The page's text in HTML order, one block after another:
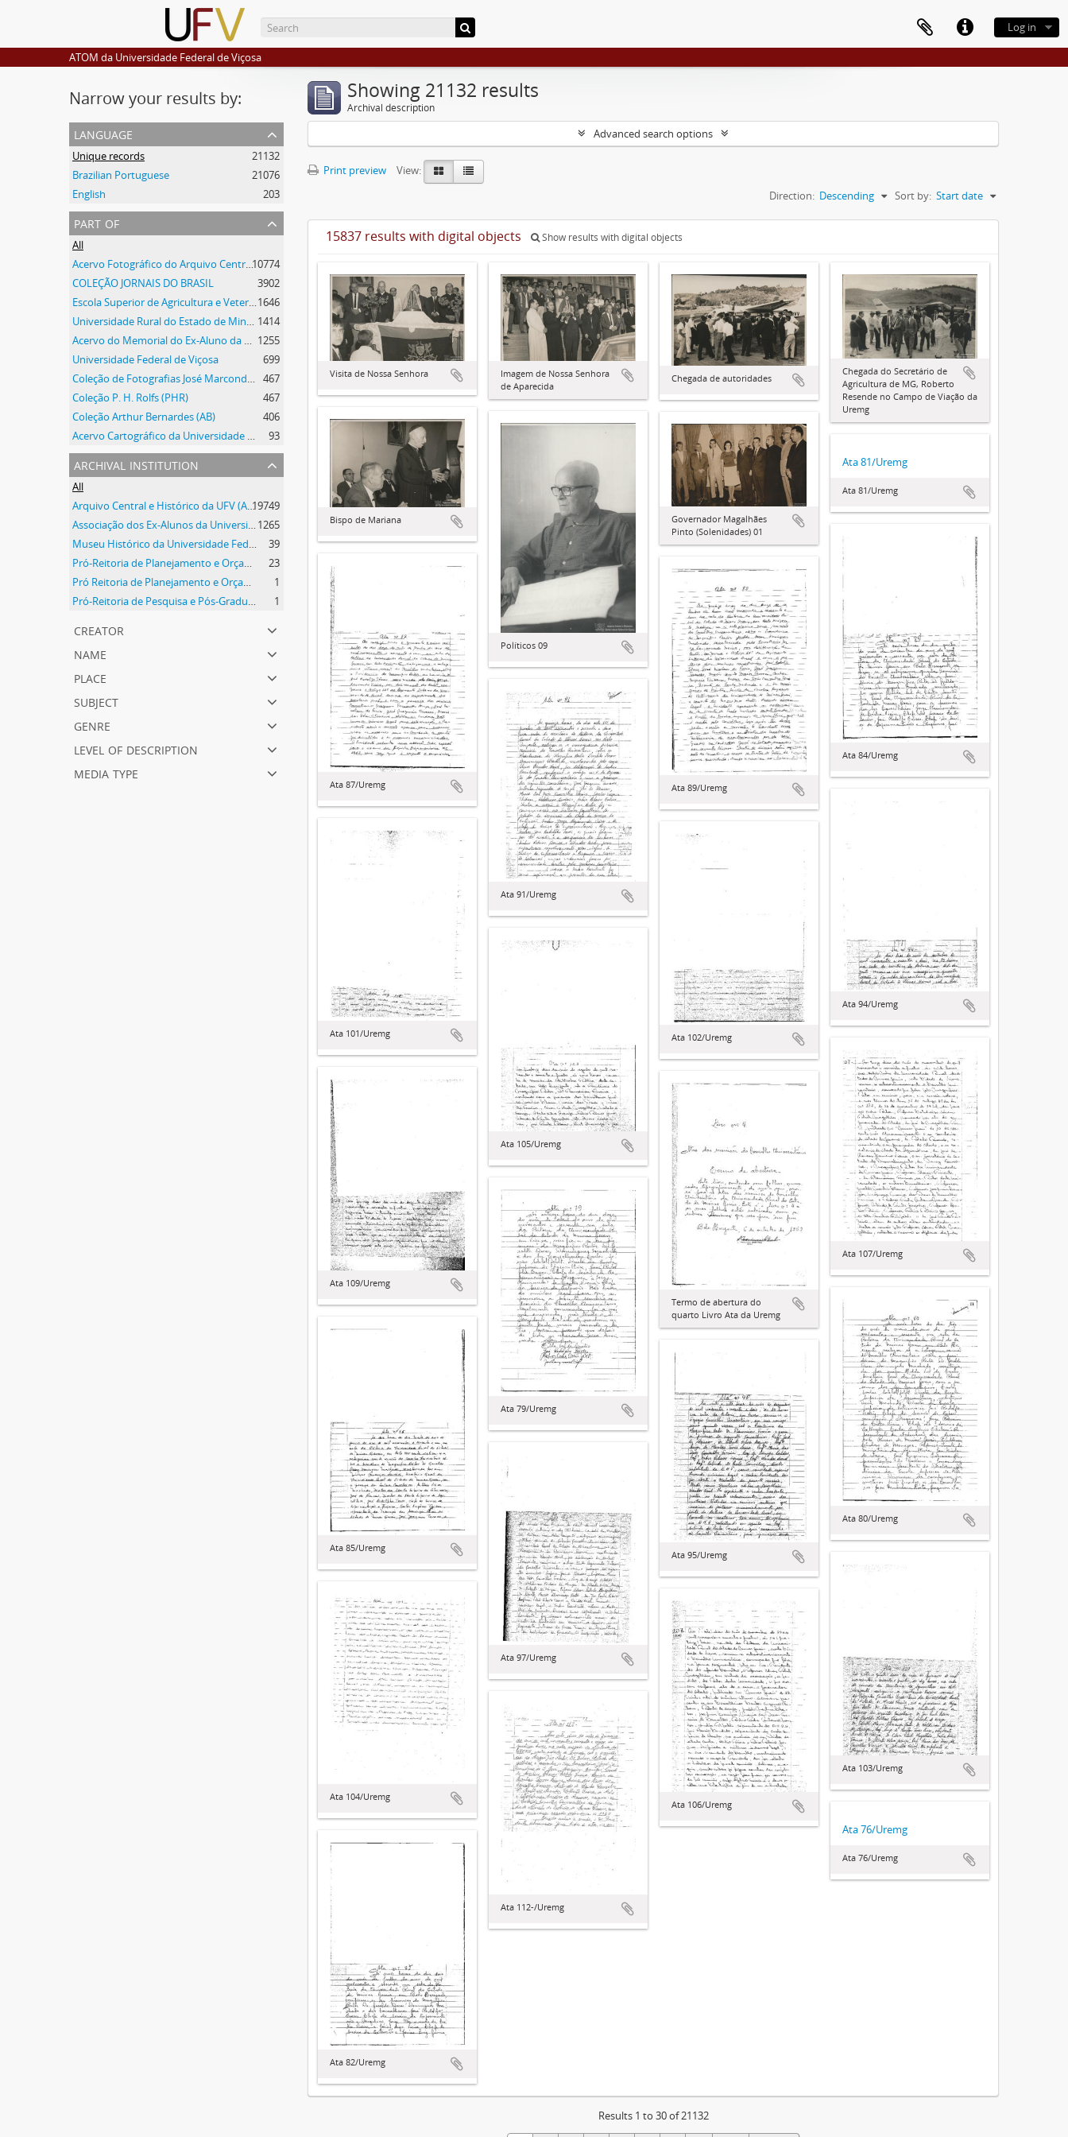
Log in
ATOM da Universidade Federal de Viçosa
Narrow your results by:
language
Unique records
21132
Brazilian Portuguese
21076
English
203
part of
All
Acervo Fotográfico do Arquivo Central Histórico da UFV10774
COLEÇÃO JORNAIS DO BRASIL
3902
Escola Superior de Agricultura e Veterinária1646
Universidade Rural do Estado de Minas Gerais 1414
Acervo do Memorial do Ex-Aluno da UFV 1255
Universidade Federal de Viçosa
699
Coleção de Fotografias José Marcondes Borges
467
Coleção P. H. Rolfs (PHR)
467
Coleção Arthur Bernardes (AB)
406
Acervo Cartográfico da Universidade Federal de Viçosa
93
archival institution
All
Arquivo Central e Histórico da UFV (ACH-UFV)19749
Associação dos Ex-Alunos da Universidade Federal de Viçosa (AEA) 1265
Museu Histórico da Universidade Federal de Viçosa
39
Pró-Reitoria de Planejamento e Orçamento
23
Pró Reitoria de Planejamento e Orçamento
1
Pró-Reitoria de Pesquisa e Pós-Graduação
1
creator
name
place
subject
genre
level of description
media type
Showing 21132 results
Archival description
Advanced search options
Print preview
View:
Sort by: Start date
Direction: Descending
15837 results with digital objects Show results with digital objects
Visita de Nossa Senhora
Imagem de Nossa Senhora
de Aparecida
Chegada de autoridades
Chegada do Secretário de
Agricultura de MG, Roberto
Resende no Campo de Viação da
Uremg
Bispo de Mariana
Políticos 09
Governador Magalhães
Pinto (Solenidades) 01
Ata 81/Uremg
Ata 81/Uremg
Ata 84/Uremg
Ata 87/Uremg Ata 89/Uremg
Ata 91/Uremg
Ata 94/Uremg
Ata 101/Uremg Ata 102/Uremg
Ata 105/Uremg
Ata 107/Uremg
Ata 109/Uremg
Termo de abertura do
quarto Livro Ata da Uremg
Ata 79/Uremg
Ata 80/Uremg
Ata 85/Uremg
Ata 95/Uremg
Ata 97/Uremg
Ata 103/Uremg
Ata 104/Uremg
Ata 106/Uremg
Ata 112-/Uremg
Ata 76/Uremg
Ata 76/Uremg
Ata 82/Uremg
Results 1 to 30 of 21132